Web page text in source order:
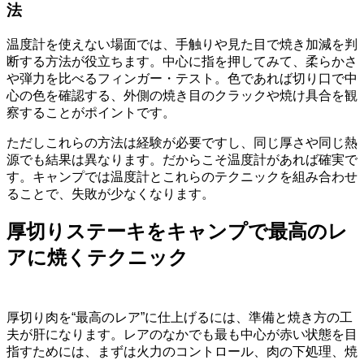
法
温度計を使えない場面では、手触りや見た目で焼き加減を判
断する方法が役立ちます。中心に指を押してみて、柔らかさ
や弾力を比べるフィンガー・テスト。色であれば切り口で中
心の色を確認する、外側の焼き目のクラックや焼け具合を観
察することがポイントです。
ただしこれらの方法は経験が必要ですし、同じ厚さや同じ熱
源でも結果は異なります。だからこそ温度計があれば確実で
す。キャンプでは温度計とこれらのテクニックを組み合わせ
ることで、失敗が少なくなります。
厚切りステーキをキャンプで最高のレ
アに焼くテクニック
厚切り肉を“最高のレア”に仕上げるには、準備と焼き方の工
夫が肝になります。レアのなかでも最も中心が赤い状態を目
指すためには、まずは火力のコントロール、肉の下処理、焼